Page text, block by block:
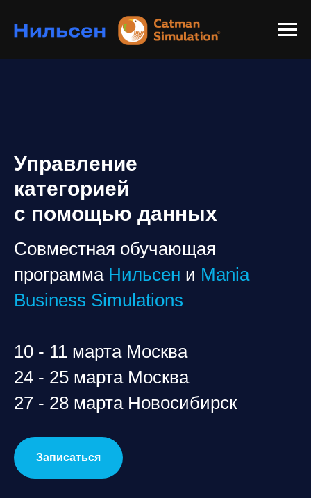
Управление
категорией
с помощью данных
Совместная обучающая
программа Нильсен и Mania
Business Simulations
10 - 11 марта Москва
24 - 25 марта Москва
27 - 28 марта Новосибирск
Записаться